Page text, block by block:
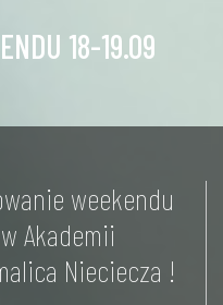
18-19.09
weekendu
Akademii
Nieciecza !